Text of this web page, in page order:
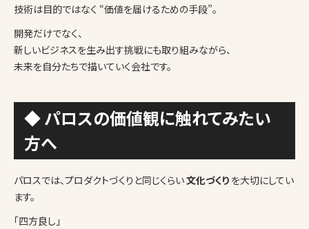
技術は目的ではなく “価値を届けるための手段”。
開発だけでなく、
新しいビジネスを生み出す挑戦にも取り組みながら、
未来を自分たちで描いていく会社です。
◆ パロスの価値観に触れてみたい
方へ
パロスでは、プロダクトづくりと同じくらい文化づくり を大切にしてい
ます。
「四方良し」